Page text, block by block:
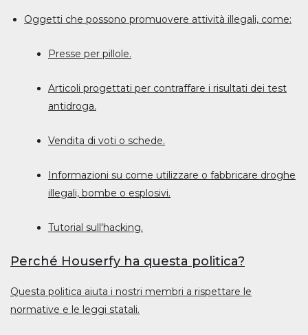
Oggetti che possono promuovere attività illegali, come:
Presse per pillole.
Articoli progettati per contraffare i risultati dei test
antidroga.
Vendita di voti o schede.
Informazioni su come utilizzare o fabbricare droghe
illegali, bombe o esplosivi.
Tutorial sull'hacking.
Perché Houserfy ha questa politica?
Questa politica aiuta i nostri membri a rispettare le
normative e le leggi statali.